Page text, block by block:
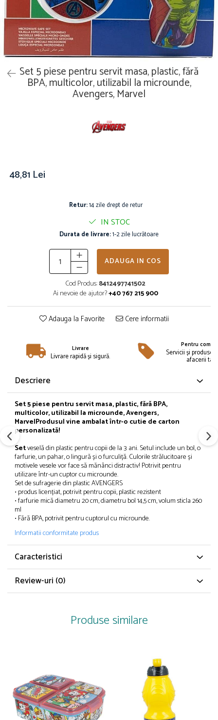
Covoare
Lămpi de veghe
Mobilier
Organizare și depozitare
Ceasuri de mână
Jucării magnetice
Bluze și jachete copii
Compleuri copii
Costume de baie
Căciuli, fulare, mănuși
Hanorace
Pijamale copii
Tricouri copii
Șepci
Încălțăminte
Cizme
Pantofi și încălțăminte sport
Papuci și botoșei copii
Sandale și saboți
Șorțuri și bonete
Îmbrăcăminte
Căciuli și șepci
Jachete și geci bărbați
Tricouri bărbați
Șosete Adulti
Set 5 piese pentru servit masa, plastic, fără
BPA, multicolor, utilizabil la microunde,
Avengers, Marvel
48,81 Lei
Retur:14 zile drept de retur
IN STOC
Durata de livrare:1-2 zile lucrătoare
ADAUGA IN COS
Cod Produs:8412497741502
Ai nevoie de ajutor?+40 767 215 900
Adauga la Favorite Cere informatii
Livrare
Livrare rapidă și sigură.
Pentru
Servicii și produse
afacerii tale
Descriere
Set 5 piese pentru servit masa, plastic, fără BPA,
multicolor, utilizabil la microunde, Avengers,
MarvelProdusul vine ambalat într-o cutie de carton
personalizată!
Setveselă din plastic pentru copii de la 3 ani. Setul include un bol, o
farfurie, un pahar, o lingură și o furculiță. Culorile strălucitoare și
motivele vesele vor face să mănânci distractiv! Potrivit pentru
utilizare într-un cuptor cu microunde.
Set de sufragerie din plastic AVENGERS
• produs licențiat, potrivit pentru copii, plastic rezistent
• farfurie mică diametru 20 cm, diametru bol 14,5 cm, volum sticla 260
ml
• Fără BPA, potrivit pentru cuptorul cu microunde.
Informatii conformitate produs
Caracteristici
Review-uri (0)
Produse similare